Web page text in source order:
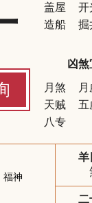
盖屋 开
造船
掘
凶煞
月煞
月
天贼
五
八专
福神
羊
二